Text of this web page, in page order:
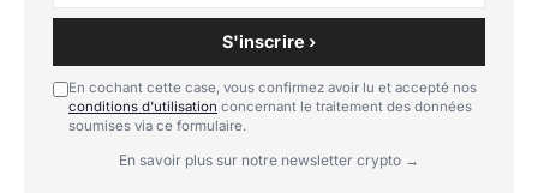
S'inscrire ›
En cochant cette case, vous confirmez avoir lu et accepté nos
conditions d'utilisation concernant le traitement des données
soumises via ce formulaire.
En savoir plus sur notre newsletter crypto →